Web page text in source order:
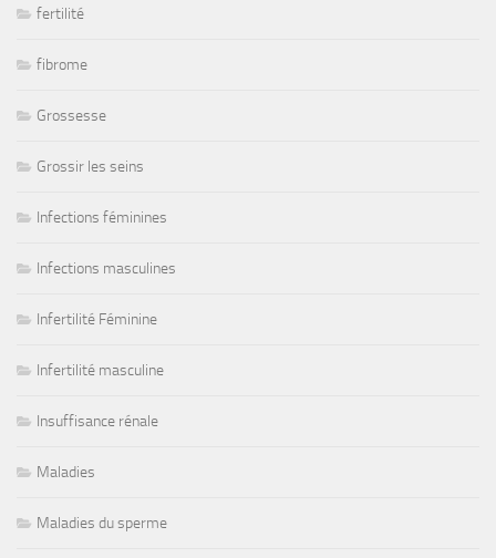
fertilité
fibrome
Grossesse
Grossir les seins
Infections féminines
Infections masculines
Infertilité Féminine
Infertilité masculine
Insuffisance rénale
Maladies
Maladies du sperme